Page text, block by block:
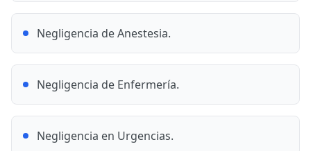
Negligencia de Anestesia.
Negligencia de Enfermería.
Negligencia en Urgencias.